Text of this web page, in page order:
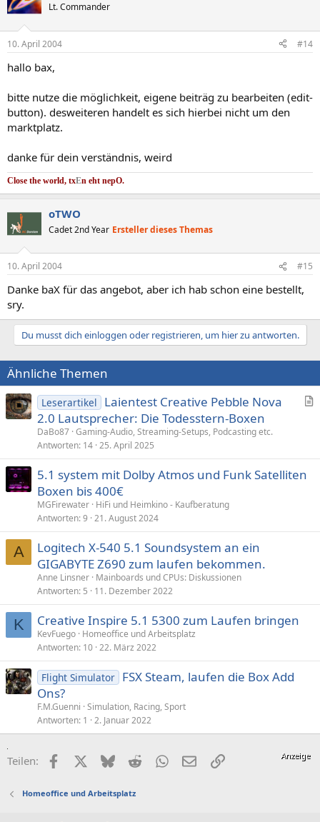
Lt. Commander
10. April 2004 #14
hallo bax,
bitte nutze die möglichkeit, eigene beiträg zu bearbeiten (edit-
button). desweiteren handelt es sich hierbei nicht um den
marktplatz.
danke für dein verständnis, weird
Close the world, txEn eht nepO.
oTWO
Cadet 2nd Year Ersteller dieses Themas
10. April 2004 #15
Danke baX für das angebot, aber ich hab schon eine bestellt,
sry.
Du musst dich einloggen oder registrieren, um hier zu antworten.
Ähnliche Themen
k
Leserartikel
Laientest Creative Pebble Nova
2.0 Lautsprecher: Die Todesstern-Boxen
DaBo87 Gaming-Audio, Streaming-Setups, Podcasting etc.
Antworten 14 25. April 2025
5.1 system mit Dolby Atmos und Funk Satelliten
Boxen bis 400€
MGFirewater HiFi und Heimkino - Kaufberatung
Antworten 9 21. August 2024
A
Logitech X-540 5.1 Soundsystem an ein
GIGABYTE Z690 zum laufen bekommen.
Anne Linsner Mainboards und CPUs: Diskussionen
Antworten 5 11. Dezember 2022
K Creative Inspire 5.1 5300 zum Laufen bringen
KevFuego Homeoffice und Arbeitsplatz
Antworten 10 22. März 2022
Flight Simulator FSX Steam, laufen die Box Add
Ons?
F.M.Guenni Simulation, Racing, Sport
Antworten 1 2. Januar 2022
Teilen: FacebookX (Twitter)
BlueskyRedditWhatsApp
E-MailLink
Homeoffice und Arbeitsplatz